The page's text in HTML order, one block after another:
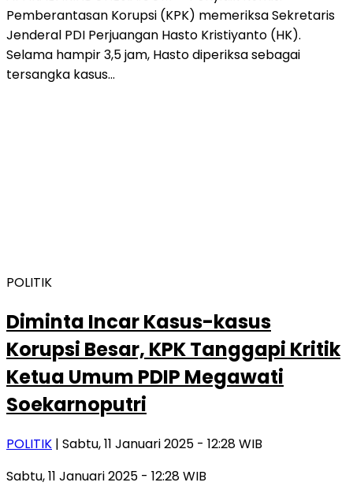
Pemberantasan Korupsi (KPK) memeriksa Sekretaris
Jenderal PDI Perjuangan Hasto Kristiyanto (HK).
Selama hampir 3,5 jam, Hasto diperiksa sebagai
tersangka kasus…
POLITIK
Diminta Incar Kasus-kasus
Korupsi Besar, KPK Tanggapi Kritik
Ketua Umum PDIP Megawati
Soekarnoputri
POLITIK | Sabtu, 11 Januari 2025 - 12:28 WIB
Sabtu, 11 Januari 2025 - 12:28 WIB